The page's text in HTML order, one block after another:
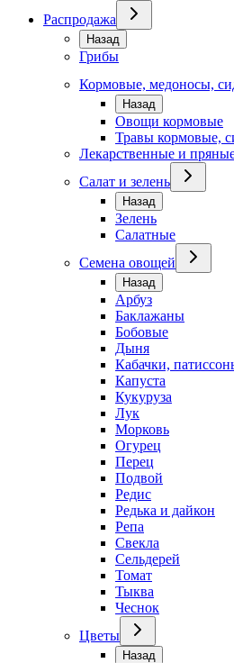
Распродажа
Назад
Грибы
Кормовые, медоносы,
Назад
Овощи кормовые
Травы кормовые,
Лекарственные и
Салат и зелень
Назад
Зелень
Салатные
Семена овощей
Назад
Арбуз
Баклажаны
Бобовые
Дыня
Кабачки,
Капуста
Кукуруза
Лук
Морковь
Огурец
Перец
Подвой
Редис
Редька и дайкон
Репа
Свекла
Сельдерей
Томат
Тыква
Чеснок
Цветы
Назад